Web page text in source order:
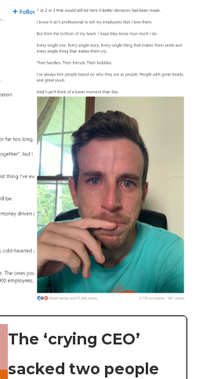
The ‘crying CEO’
sacked two people